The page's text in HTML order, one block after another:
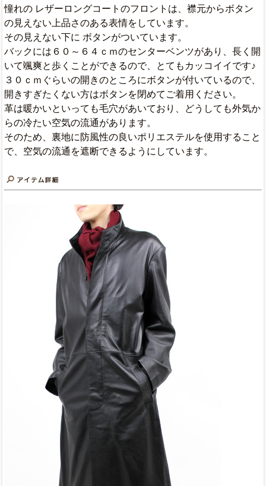
憧れの レザーロングコートのフロントは、襟元からボタン
の見えない上品さのある表情をしています。
その見えない下に ボタンがついています。
バックには６０～６４ｃｍのセンターベンツがあり、長く開
いて颯爽と歩くことができるので、とてもカッコイイです♪
３０ｃｍぐらいの開きのところにボタンが付いているので、
開きすぎたくない方はボタンを閉めてご着用ください。
革は暖かいといっても毛穴があいており、どうしても外気か
らの冷たい空気の流通があります。
そのため、裏地に防風性の良いポリエステルを使用すること
で、空気の流通を遮断できるようにしています。